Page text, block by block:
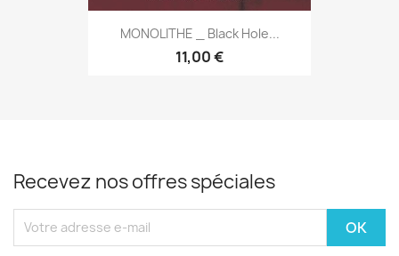
MONOLITHE _ Black Hole...
11,00 €
Recevez nos offres spéciales